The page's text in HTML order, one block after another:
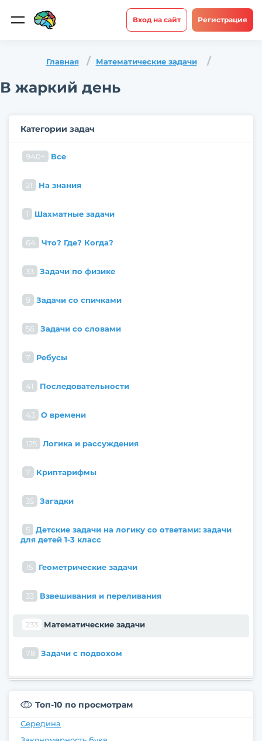
Вход на сайт Регистрация
Главная Математические задачи
В жаркий день
Категории задач
940+ Все
21 На знания
1 Шахматные задачи
64 Что? Где? Когда?
33 Задачи по физике
9 Задачи со спичками
56 Задачи со словами
7 Ребусы
41 Последовательности
43 О времени
125 Логика и рассуждения
7 Криптарифмы
35 Загадки
5
Детские задачи на логику со ответами: задачи
для детей 1-3 класс
15 Геометрические задачи
33 Взвешивания и переливания
233 Математические задачи
78 Задачи с подвохом
Топ-10 по просмотрам
Середина